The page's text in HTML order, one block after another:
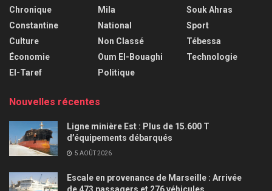
Chronique
Constantine
Culture
Économie
El-Taref
Mila
National
Non Classé
Oum El-Bouaghi
Politique
Souk Ahras
Sport
Tébessa
Technologie
Nouvelles récentes
Ligne minière Est : Plus de 15.600 T
d’équipements débarqués
5 AOÛT 2026
Escale en provenance de Marseille : Arrivée